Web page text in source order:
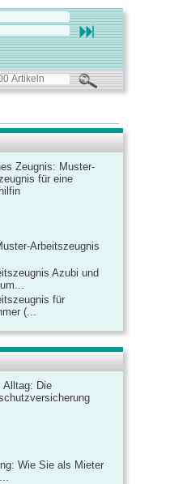
Zeugnis: Muster-
für eine
Arbeitszeugnis
Azubi und
für
(...
Alltag: Die
Wie Sie als Mieter